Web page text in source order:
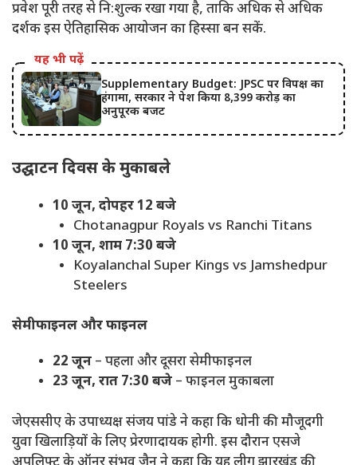
प्रवेश पूरी तरह से नि:शुल्क रखा गया है, ताकि अधिक से अधिक
दर्शक इस ऐतिहासिक आयोजन का हिस्सा बन सकें.
यह भी पढ़ें
Supplementary Budget: JPSC पर विपक्ष का
हंगामा, सरकार ने पेश किया 8,399 करोड़ का
अनुपूरक बजट
उद्घाटन दिवस के मुकाबले
10 जून, दोपहर 12 बजे
Chotanagpur Royals vs Ranchi Titans
10 जून, शाम 7:30 बजे
Koyalanchal Super Kings vsJamshedpur
Steelers
सेमीफाइनल और फाइनल
22 जून – पहला और दूसरा सेमीफाइनल
23 जून, रात 7:30 बजे – फाइनल मुकाबला
जेएससीए के उपाध्यक्ष संजय पांडे ने कहा कि धोनी की मौजूदगी
युवा खिलाड़ियों के लिए प्रेरणादायक होगी. इस दौरान एसजे